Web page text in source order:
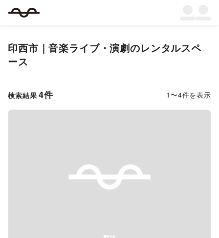
印西市 ｜音楽ライブ・演劇のレンタルスペ
ース
検索結果 4件 1 〜4件を表示
Previous slide